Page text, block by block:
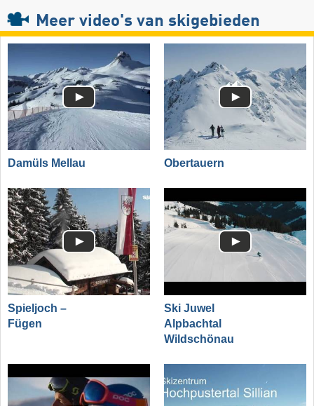
Meer video's van skigebieden
Damüls Mellau Obertauern
Spieljoch –
Fügen
Ski Juwel
Alpbachtal
Wildschönau